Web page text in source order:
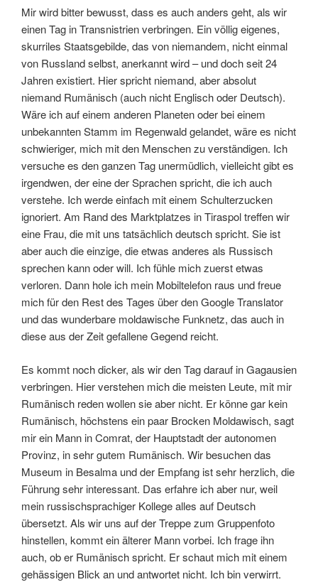
Mir wird bitter bewusst, dass es auch anders geht, als wir
einen Tag in Transnistrien verbringen. Ein völlig eigenes,
skurriles Staatsgebilde, das von niemandem, nicht einmal
von Russland selbst, anerkannt wird – und doch seit 24
Jahren existiert. Hier spricht niemand, aber absolut
niemand Rumänisch (auch nicht Englisch oder Deutsch).
Wäre ich auf einem anderen Planeten oder bei einem
unbekannten Stamm im Regenwald gelandet, wäre es nicht
schwieriger, mich mit den Menschen zu verständigen. Ich
versuche es den ganzen Tag unermüdlich, vielleicht gibt es
irgendwen, der eine der Sprachen spricht, die ich auch
verstehe. Ich werde einfach mit einem Schulterzucken
ignoriert. Am Rand des Marktplatzes in Tiraspol treffen wir
eine Frau, die mit uns tatsächlich deutsch spricht. Sie ist
aber auch die einzige, die etwas anderes als Russisch
sprechen kann oder will. Ich fühle mich zuerst etwas
verloren. Dann hole ich mein Mobiltelefon raus und freue
mich für den Rest des Tages über den Google Translator
und das wunderbare moldawische Funknetz, das auch in
diese aus der Zeit gefallene Gegend reicht.
Es kommt noch dicker, als wir den Tag darauf in Gagausien
verbringen. Hier verstehen mich die meisten Leute, mit mir
Rumänisch reden wollen sie aber nicht. Er könne gar kein
Rumänisch, höchstens ein paar Brocken Moldawisch, sagt
mir ein Mann in Comrat, der Hauptstadt der autonomen
Provinz, in sehr gutem Rumänisch. Wir besuchen das
Museum in Besalma und der Empfang ist sehr herzlich, die
Führung sehr interessant. Das erfahre ich aber nur, weil
mein russischsprachiger Kollege alles auf Deutsch
übersetzt. Als wir uns auf der Treppe zum Gruppenfoto
hinstellen, kommt ein älterer Mann vorbei. Ich frage ihn
auch, ob er Rumänisch spricht. Er schaut mich mit einem
gehässigen Blick an und antwortet nicht. Ich bin verwirrt.